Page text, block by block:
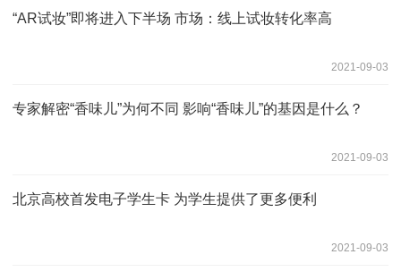
“AR试妆”即将进入下半场 市场：线上试妆转化率高
2021-09-03
专家解密“香味儿”为何不同 影响“香味儿”的基因是什么？
2021-09-03
北京高校首发电子学生卡 为学生提供了更多便利
2021-09-03